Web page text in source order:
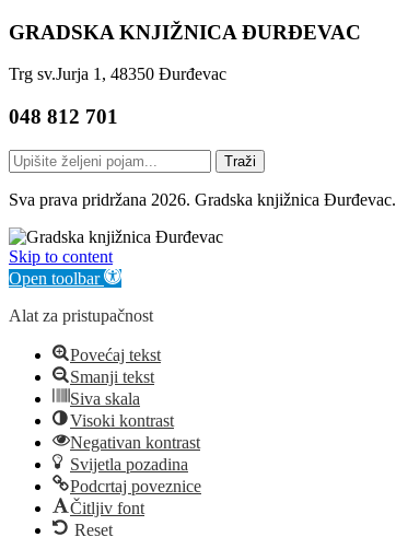
GRADSKA KNJIŽNICA ĐURĐEVAC
Trg sv.Jurja 1, 48350 Đurđevac
048 812 701
Traži
Sva prava pridržana 2026. Gradska knjižnica Đurđevac.
Skip to content
Open toolbar
Alat za pristupačnost
Povećaj tekst
Smanji tekst
Siva skala
Visoki kontrast
Negativan kontrast
Svijetla pozadina
Podcrtaj poveznice
Čitljiv font
Reset